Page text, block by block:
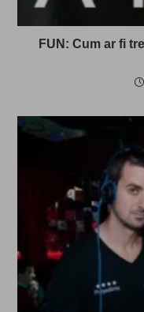
FUN: Cum ar fi